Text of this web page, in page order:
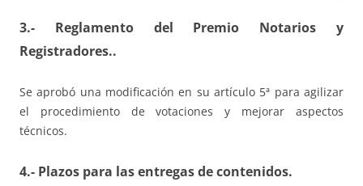
3.- Reglamento del Premio Notarios y
Registradores..
Se aprobó una modificación en su artículo 5ª para agilizar
el procedimiento de votaciones y mejorar aspectos
técnicos.
4.- Plazos para las entregas de contenidos.